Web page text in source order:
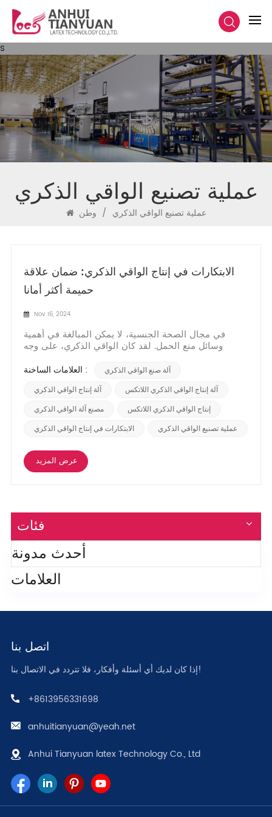
s
عملية تصنيع الواقي الذكري
وطن / عملية تصنيع الواقي الذكري
الابتكارات في إنتاج الواقي الذكري: ضمان علاقة
حميمة أكثر أمانا
Nov 16, 2024
في مجال الصحة الجنسية، لا يمكن المبالغة في أهمية
وسائل منع الحمل. لقد كان الواقي الذكري، على وجه
الأمراض المنقولة جنسياً (STI) لعقود من الزمن. مع
الطلب على الواقي الذكري عالي الجودة. تستكشف هذه
المدون...
العلامات الساخنة : آلة صنع الواقي الذكري
آلة إنتاج الواقي الذكري آلة إنتاج الواقي الذكري اللاتكس
مصنع آلة الواقي الذكري إنتاج الواقي الذكري اللاتكس
الابتكارات في إنتاج الواقي الذكري عملية تصنيع الواقي الذكري
عرض المزيد
فئات
أحدث مدونة
العلامات
اتصل بنا
إذا كان لديك أي أسئلة وأفكار، فلا تتردد في الاتصال بنا!
+8613956331698
anhuitianyuan@yeah.net
Anhui Tianyuan latex Technology Co., Ltd